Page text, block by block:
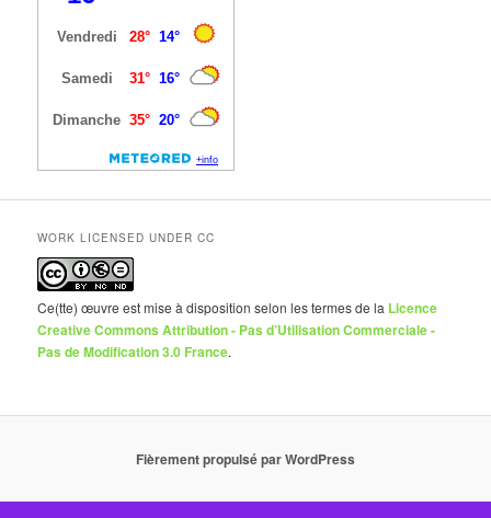
WORK LICENSED UNDER CC
Ce(tte) œuvre est mise à disposition selon les termes de la Licence
Creative Commons Attribution - Pas d’Utilisation Commerciale -
Pas de Modification 3.0 France.
Fièrement propulsé par WordPress